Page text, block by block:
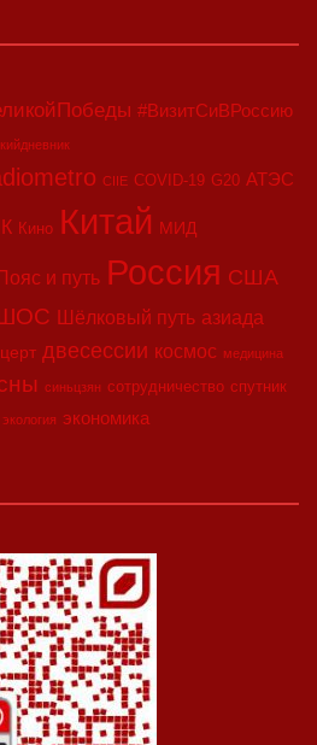
#ВизитСиВРоссию
CIIE COVID-19 G20 АТЭС
Кино Китай МИД
и путь Россия США
Шёлковый путь азиада
двесессии космос медицина
синьцзян сотрудничество спутник
экология экономика